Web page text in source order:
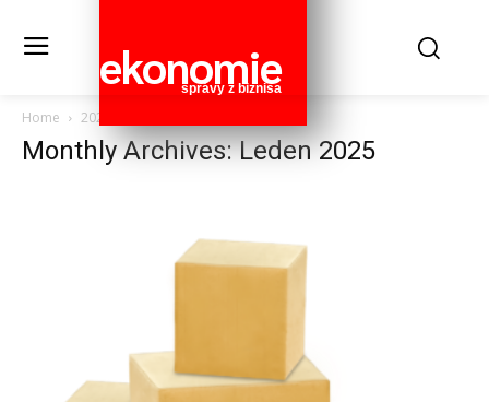
ekonomie
správy z biznisa
Home 2025
Monthly Archives: Leden 2025